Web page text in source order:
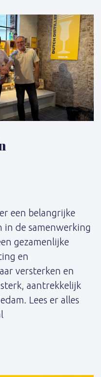
een belangrijke
in de samenwerking
gezamenlijke
en
versterken en
aantrekkelijk
Lees er alles